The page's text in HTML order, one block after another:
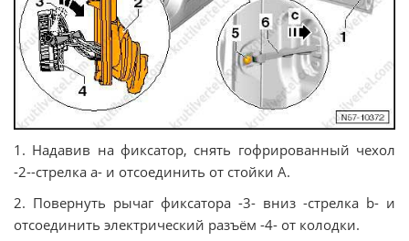
1. Надавив на фиксатор, снять гофрированный чехол
-2--стрелка a- и отсоединить от стойки A.
2. Повернуть рычаг фиксатора -3- вниз -стрелка b- и
отсоединить электрический разъём -4- от колодки.